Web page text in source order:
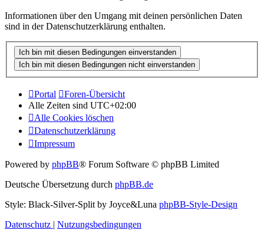
Informationen über den Umgang mit deinen persönlichen Daten
sind in der Datenschutzerklärung enthalten.
Portal
Foren-Übersicht
Alle Zeiten sind UTC+02:00
Alle Cookies löschen
Datenschutzerklärung
Impressum
Powered by phpBB® Forum Software © phpBB Limited
Deutsche Übersetzung durch phpBB.de
Style: Black-Silver-Split by Joyce&Luna phpBB-Style-Design
Datenschutz | Nutzungsbedingungen